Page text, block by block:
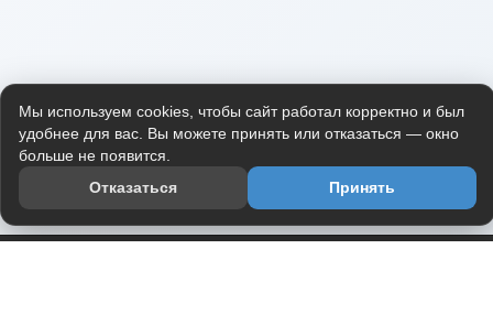
Мы используем cookies, чтобы сайт работал корректно и был
удобнее для вас. Вы можете принять или отказаться — окно
больше не появится.
Отказаться
Принять